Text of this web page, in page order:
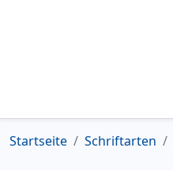
Startseite Schriftarten